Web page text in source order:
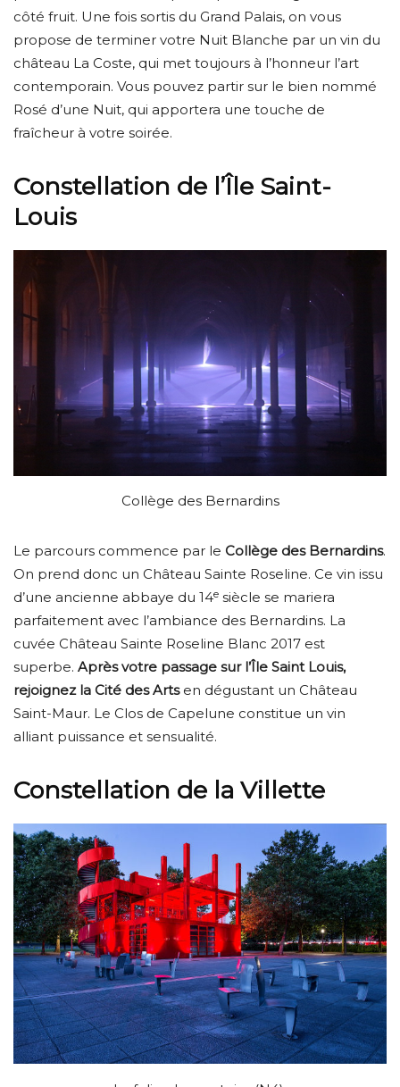
côté fruit. Une fois sortis du Grand Palais, on vous
propose de terminer votre Nuit Blanche par un vin du
château La Coste, qui met toujours à l’honneur l’art
contemporain. Vous pouvez partir sur le bien nommé
Rosé d’une Nuit, qui apportera une touche de
fraîcheur à votre soirée.
Constellation de l’Île Saint-
Louis
Collège des Bernardins
Le parcours commence par le Collège des Bernardins.
On prend donc un Château Sainte Roseline. Ce vin issu
d’une ancienne abbaye du 14e siècle se mariera
parfaitement avec l’ambiance des Bernardins. La
cuvée Château Sainte Roseline Blanc 2017 est
superbe. Après votre passage sur l’Île Saint Louis,
rejoignez la Cité des Artsen dégustant un Château
Saint-Maur. Le Clos de Capelune constitue un vin
alliant puissance et sensualité.
Constellation de la Villette